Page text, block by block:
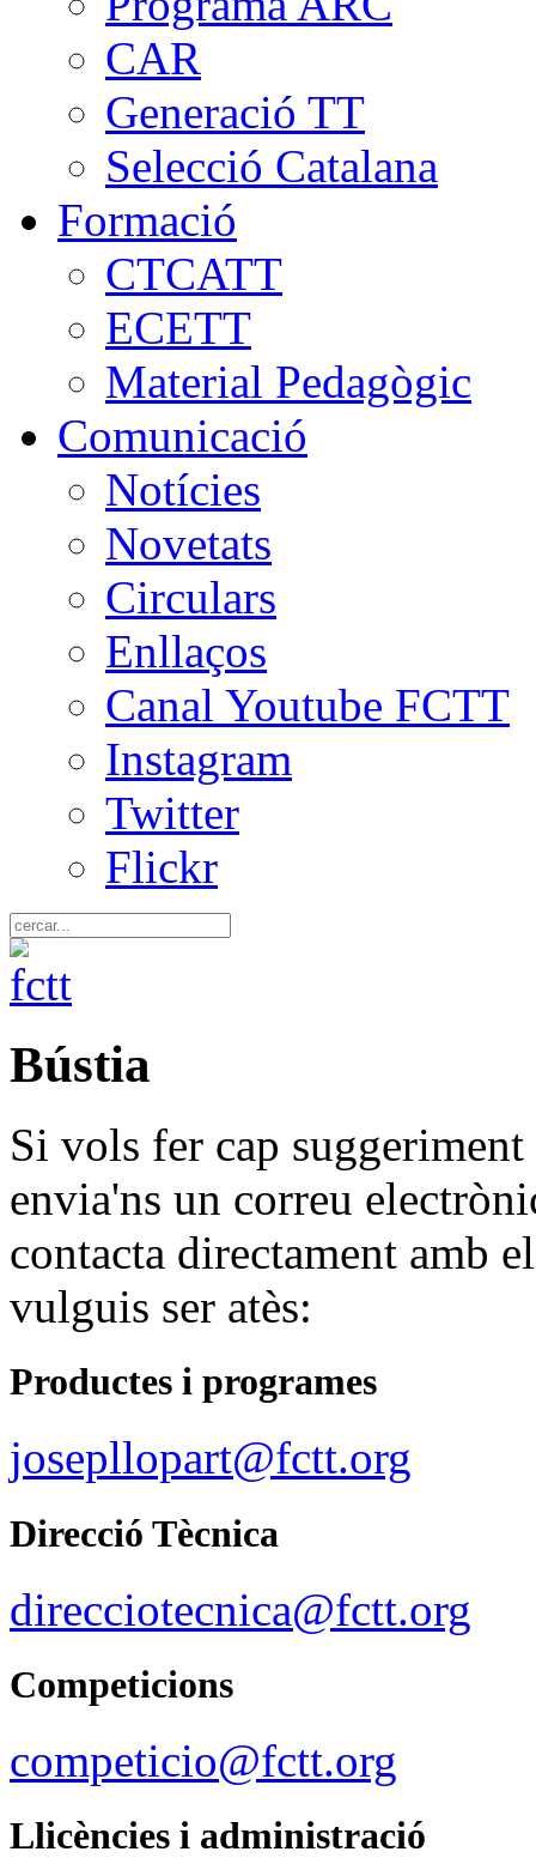
CAR
Generació TT
Selecció Catalana
Formació
CTCATT
ECETT
Material Pedagògic
Comunicació
Notícies
Novetats
Circulars
Enllaços
Canal Youtube FCTT
Instagram
Twitter
Flickr
Bústia
Si vols fer cap
envia'ns un correu
contacta directament amb
vulguis ser atès:
Productes i programes
josepllopart@fctt.org
Direcció Tècnica
direcciotecnica@fctt.org
Competicions
competicio@fctt.org
Llicències i administració